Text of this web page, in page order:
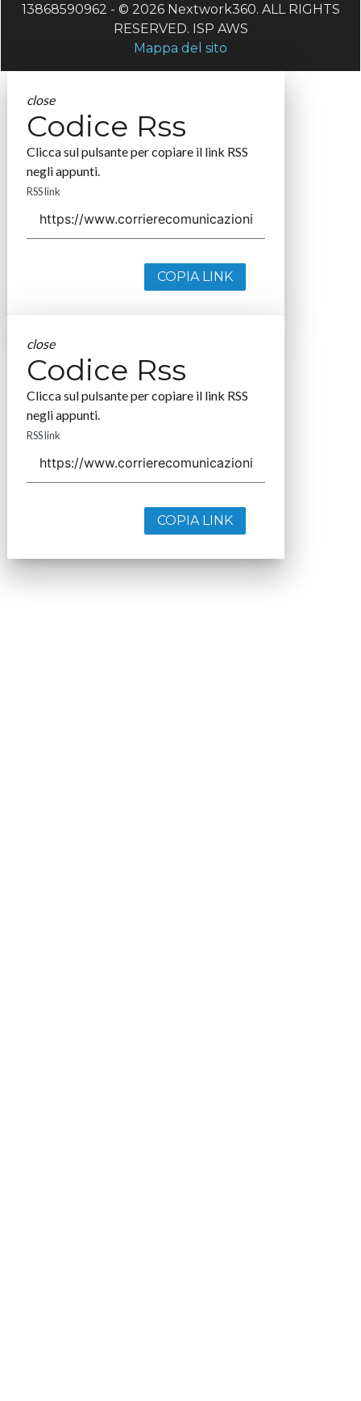
13868590962 - © 2026 Nextwork360. ALL RIGHTS
RESERVED. ISP AWS
Mappa del sito
close
Codice Rss
Clicca sul pulsante per copiare il link RSS
negli appunti.
RSS link
COPIA LINK
close
Codice Rss
Clicca sul pulsante per copiare il link RSS
negli appunti.
RSS link
COPIA LINK